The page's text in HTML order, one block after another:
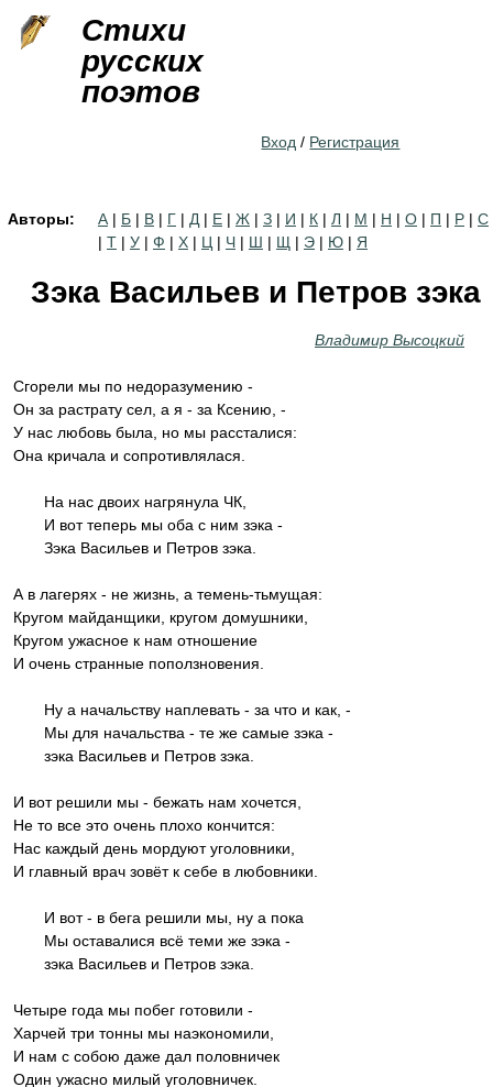
Стихи
русских
поэтов
Вход / Регистрация
Авторы: А | Б | В | Г | Д | Е | Ж | З | И | К | Л | М | Н | О | П | Р | С
| Т | У | Ф | Х | Ц | Ч | Ш | Щ | Э | Ю | Я
Зэка Васильев и Петров зэка
Владимир Высоцкий
Сгорели мы по недоразумению -
Он за растрату сел, а я - за Ксению, -
У нас любовь была, но мы рассталися:
Она кричала и сопротивлялася.
На нас двоих нагрянула ЧК,
И вот теперь мы оба с ним зэка -
Зэка Васильев и Петров зэка.
А в лагерях - не жизнь, а темень-тьмущая:
Кругом майданщики, кругом домушники,
Кругом ужасное к нам отношение
И очень странные поползновения.
Ну а начальству наплевать - за что и как, -
Мы для начальства - те же самые зэка -
зэка Васильев и Петров зэка.
И вот решили мы - бежать нам хочется,
Не то все это очень плохо кончится:
Нас каждый день мордуют уголовники,
И главный врач зовёт к себе в любовники.
И вот - в бега решили мы, ну а пока
Мы оставалися всё теми же зэка -
зэка Васильев и Петров зэка.
Четыре года мы побег готовили -
Харчей три тонны мы наэкономили,
И нам с собою даже дал половничек
Один ужасно милый уголовничек.